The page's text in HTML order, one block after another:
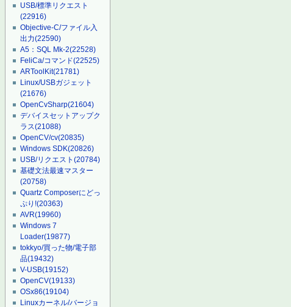
USB/標準リクエスト
(22916)
Objective-C/ファイル入
出力(22590)
A5：SQL Mk-2(22528)
FeliCa/コマンド(22525)
ARToolKit(21781)
Linux/USBガジェット
(21676)
OpenCvSharp(21604)
デバイスセットアップク
ラス(21088)
OpenCV/cv(20835)
Windows SDK(20826)
USB/リクエスト(20784)
基礎文法最速マスター
(20758)
Quartz Composerにどっ
ぷり!(20363)
AVR(19960)
Windows 7
Loader(19877)
tokkyo/買った物/電子部
品(19432)
V-USB(19152)
OpenCV(19133)
OSx86(19104)
Linuxカーネル/バージョ